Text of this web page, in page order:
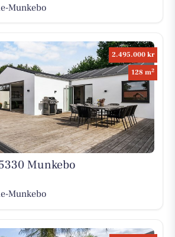
Munkebo
2.495.000 kr
128 m2
Munkebo
Munkebo